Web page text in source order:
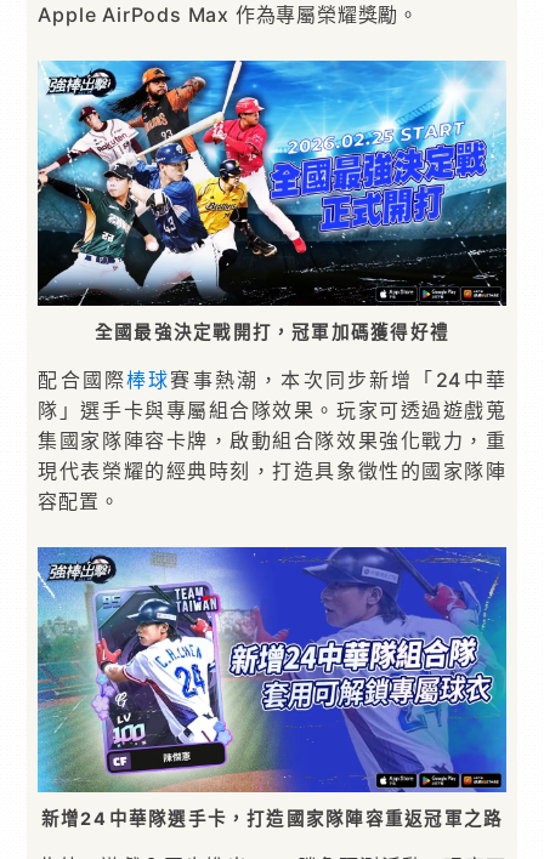
Apple AirPods Max 作為專屬榮耀獎勵。
全國最強決定戰開打，冠軍加碼獲得好禮
配合國際棒球賽事熱潮，本次同步新增「24中華
隊」選手卡與專屬組合隊效果。玩家可透過遊戲蒐
集國家隊陣容卡牌，啟動組合隊效果強化戰力，重
現代表榮耀的經典時刻，打造具象徵性的國家隊陣
容配置。
新增24中華隊選手卡，打造國家隊陣容重返冠軍之路